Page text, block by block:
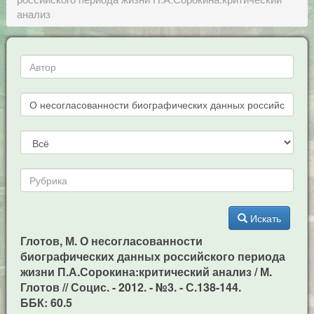
анализ
Искать
Глотов, М. О несогласованности
биографических данных российского периода
жизни П.А.Сорокина:критический анализ / М.
Глотов // Социс. - 2012. - №3. - С.138-144.
ББК: 60.5